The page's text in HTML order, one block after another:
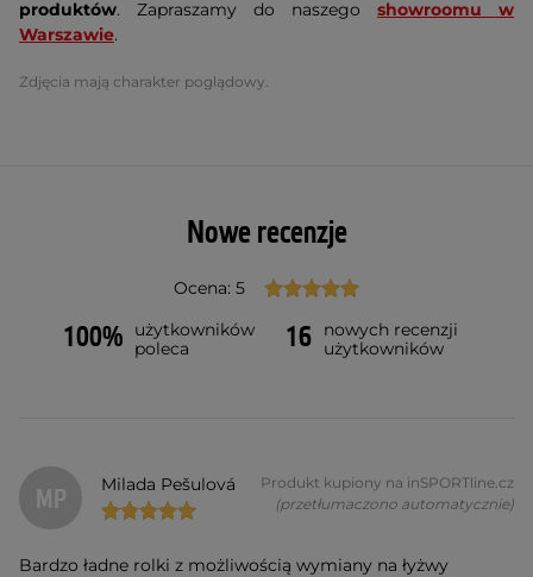
produktów. Zapraszamy do naszego showroomu w
Warszawie.
Zdjęcia mają charakter poglądowy.
Nowe recenzje
Ocena: 5
100%
użytkowników
poleca
16
nowych recenzji
użytkowników
MP Milada Pešulová
Produkt kupiony na inSPORTline.cz
(przetłumaczono automatycznie)
Bardzo ładne rolki z możliwością wymiany na łyżwy